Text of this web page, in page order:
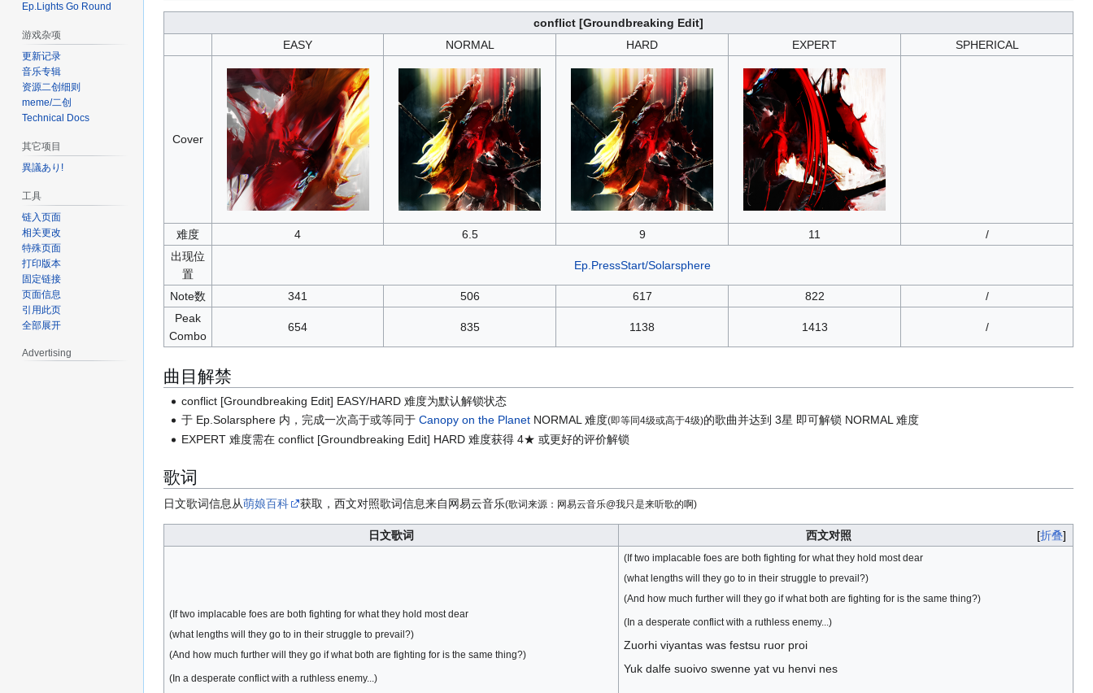
conflict [Groundbreaking Edit]
EASY
NORMAL HARD EXPERT SPHERICAL
Cover
难度 4 6.5 9 11
/
出现位
置
Ep.PressStart/Solarsphere
Note数 341 506 617 822
/
Peak
Combo
654 835 1138 1413 /
曲目解禁
conflict [Groundbreaking Edit] EASY/HARD 难度为默认解锁状态
于 Ep.Solarsphere 内，完成一次高于或等同于Canopy on the Planet NORMAL 难度(即等同4级或高于4级)的歌曲并达到 3星 即可解锁 NORMAL 难度
EXPERT 难度需在 conflict [Groundbreaking Edit] HARD 难度获得 4★ 或更好的评价解锁
歌词
日文歌词信息从萌娘百科 获取，西文对照歌词信息来自网易云音乐(歌词来源：网易云音乐@我只是来听歌的啊)
日文歌词 折叠
西文对照
(If two implacable foes are both fighting for what they hold most dear
(what lengths will they go to in their struggle to prevail?)
(And how much further will they go if what both are fighting for is the same thing?)
(In a desperate conflict with a ruthless enemy...)
(If two implacable foes are both fighting for what they hold most dear
(what lengths will they go to in their struggle to prevail?)
(And how much further will they go if what both are fighting for is the same thing?)
(In a desperate conflict with a ruthless enemy...)
Zuorhi viyantas was festsu ruor proi
Yuk dalfe suoivo swenne yat vu henvi nes
Ep.Lights Go Round
游戏杂项
更新记录
音乐专辑
资源二创细则
meme/二创
Technical Docs
其它项目
異議あり!
工具
链入页面
相关更改
特殊页面
打印版本
固定链接
页面信息
引用此页
全部展开
Advertising